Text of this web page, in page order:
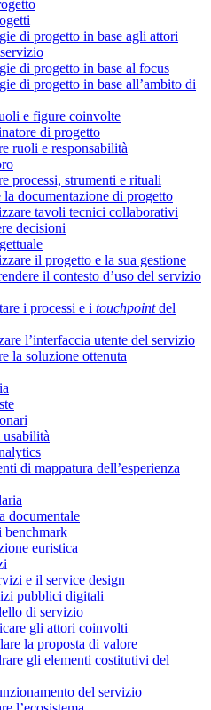
di progetto in base agli attori
di progetto in base al focus
di progetto in base all’ambito di
e figure coinvolte
di progetto
ruoli e responsabilità
processi, strumenti e rituali
la documentazione di progetto
tavoli tecnici collaborativi
decisioni
il progetto e la sua gestione
il contesto d’uso del servizio
i processi e i touchpointdel
l’interfaccia utente del servizio
la soluzione ottenuta
di mappatura dell’esperienza
documentale
benchmark
euristica
e il service design
pubblici digitali
di servizio
gli attori coinvolti
la proposta di valore
gli elementi costitutivi del
del servizio